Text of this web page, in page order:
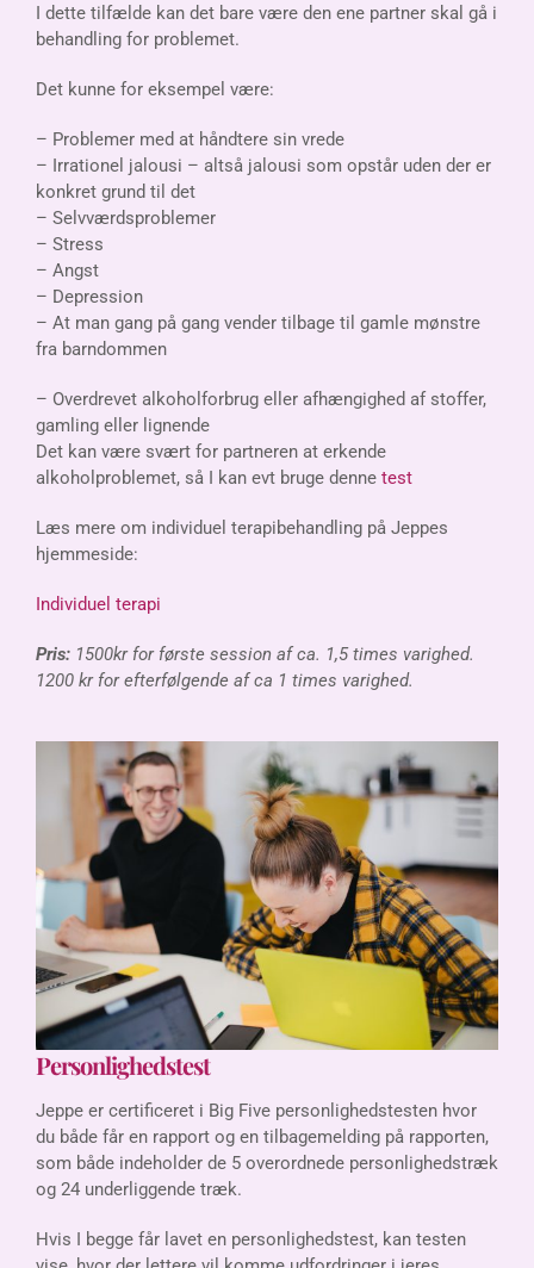
I dette tilfælde kan det bare være den ene partner skal gå i
behandling for problemet.
Det kunne for eksempel være:
– Problemer med at håndtere sin vrede
– Irrationel jalousi – altså jalousi som opstår uden der er
konkret grund til det
– Selvværdsproblemer
– Stress
– Angst
– Depression
– At man gang på gang vender tilbage til gamle mønstre
fra barndommen
– Overdrevet alkoholforbrug eller afhængighed af stoffer,
gamling eller lignende
Det kan være svært for partneren at erkende
alkoholproblemet, så I kan evt bruge dennetest
Læs mere om individuel terapibehandling på Jeppes
hjemmeside:
Individuel terapi
Pris:1500kr for første session af ca. 1,5 times varighed.
1200 kr for efterfølgende af ca 1 times varighed.
Personlighedstest
Jeppe er certificeret i Big Five personlighedstesten hvor
du både får en rapport og en tilbagemelding på rapporten,
som både indeholder de 5 overordnede personlighedstræk
og 24 underliggende træk.
Hvis I begge får lavet en personlighedstest, kan testen